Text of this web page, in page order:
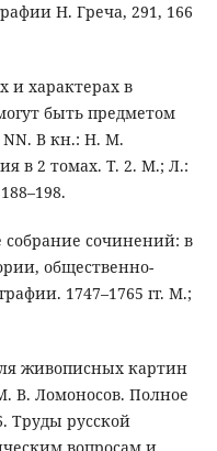
Н. Греча, 291, 166
и характерах в
быть предметом
NN. В кн.: Н. М.
в 2 томах. Т. 2. М.; Л.:
сочинений: в
общественно-
1747–1765 гг. М.;
живописных картин
В. Ломоносов. Полное
Труды русской